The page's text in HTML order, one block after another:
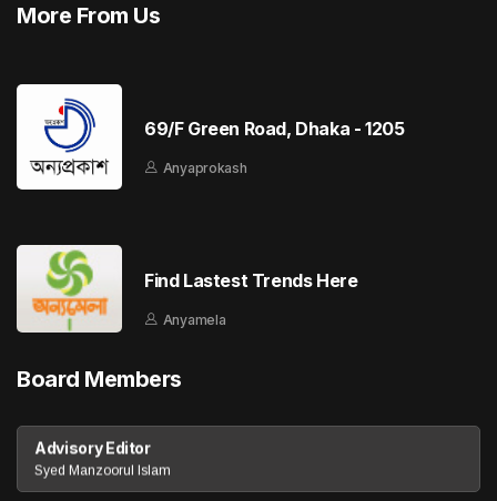
More From Us
69/F Green Road, Dhaka - 1205
Anyaprokash
Find Lastest Trends Here
Anyamela
Board Members
Advisory Editor
Syed Manzoorul Islam